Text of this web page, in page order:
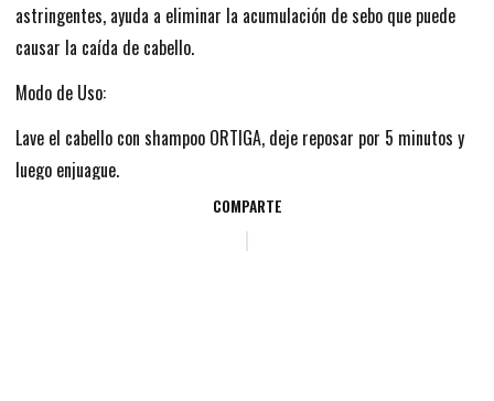
astringentes, ayuda a eliminar la acumulación de sebo que puede
causar la caída de cabello.
Modo de Uso:
Lave el cabello con shampoo ORTIGA, deje reposar por 5 minutos y
luego enjuague.
COMPARTE